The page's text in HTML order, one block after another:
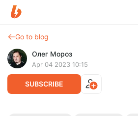
Go to blog
Олег Мороз
Apr 04 2023 10:15
SUBSCRIBE